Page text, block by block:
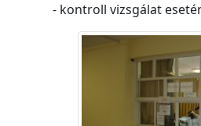
- kontroll vizsgálat